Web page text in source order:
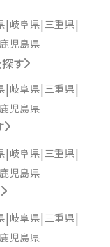
岐阜県 三重県
鹿児島県
す
岐阜県 三重県
鹿児島県
岐阜県 三重県
鹿児島県
岐阜県 三重県
鹿児島県